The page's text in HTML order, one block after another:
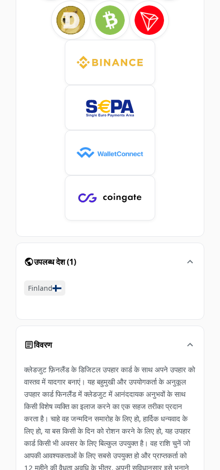
उपलब्ध देश(1)
Finland
विवरण
क्लेडजुट फ़िनलैंड के डिजिटल उपहार कार्ड के साथ अपने उपहार को
वास्तव में यादगार बनाएं। यह बहुमुखी और उपयोगकर्ता के अनुकूल
उपहार कार्ड फिनलैंड में क्लेडजुट में आनंददायक अनुभवों के साथ
किसी विशेष व्यक्ति का इलाज करने का एक सहज तरीका प्रदान
करता है। चाहे वह जन्मदिन समारोह के लिए हो, हार्दिक धन्यवाद के
लिए हो, या बस किसी के दिन को रोशन करने के लिए हो, यह उपहार
कार्ड किसी भी अवसर के लिए बिल्कुल उपयुक्त है। वह राशि चुनें जो
आपकी आवश्यकताओं के लिए सबसे उपयुक्त हो और प्राप्तकर्ता को
12 महीने की वैधता अवधि के भीतर, अपनी सुविधानुसार इसे भुनाने